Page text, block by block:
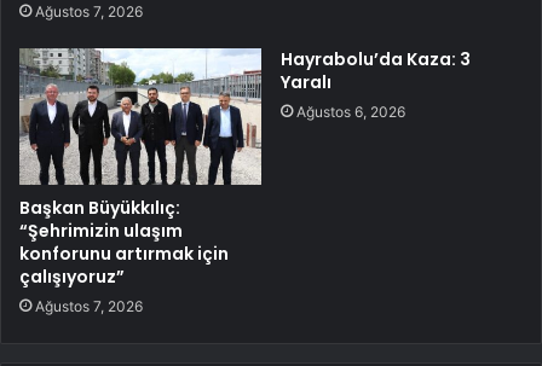
Ağustos 7, 2026
Başkan Büyükkılıç:
“Şehrimizin ulaşım
konforunu artırmak için
çalışıyoruz”
Ağustos 7, 2026
Hayrabolu’da Kaza: 3
Yaralı
Ağustos 6, 2026